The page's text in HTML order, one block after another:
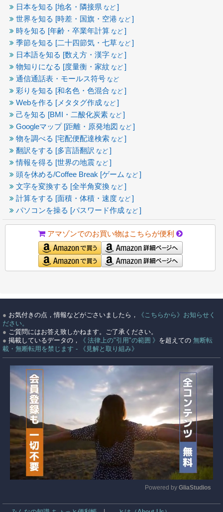
日本を知る [地名・隣接県 など ]
世界を知る [時差・国旗・空港 など ]
時を知る [年齢・卒業年計算 など ]
季節を知る [二十四節気・七草 など ]
日本語を知る [数え方・漢字 など ]
物知りになる [度量衡・家紋 など ]
通信通話表・モールス符号 など
彩りを知る [和名色・色混合 など ]
Webを作る [メタタグ作成 など ]
己を知る [BMI・二酸化炭素 など ]
Googleマップ [距離・原発地図 など ]
物を調べる [宅配便配達検索 など ]
翻訳をする [多言語翻訳 など ]
情報を得る [世界の地震 など ]
頭を休める/Coffee Break [ゲーム など ]
文字を変換する [全半角変換 など ]
計算をする [面積・体積・速度 など ]
パソコンを操る [パスワード作成 など ]
アマゾンでのお買い物はこちらが便利
● お気付きの点，情報などがごさいましたら，
《こちらから》お知らせく
ださい。
● ご質問にはお答え致しかねます。ご了承ください。
● 掲載しているデータの， 《 法律上の"引用"の範囲 》 を超えての 無断転
載・無断転用を禁じます - 《見解と取り組み》
Powered by GliaStudios